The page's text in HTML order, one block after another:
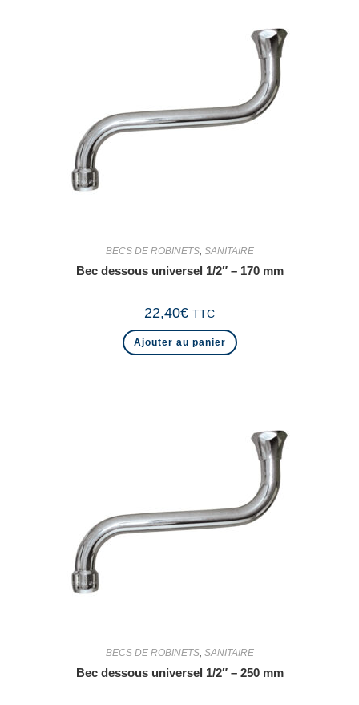
BECS DE ROBINETS, SANITAIRE
Bec dessous universel 1/2″ – 170 mm
22,40€ TTC
Ajouter au panier
BECS DE ROBINETS, SANITAIRE
Bec dessous universel 1/2″ – 250 mm